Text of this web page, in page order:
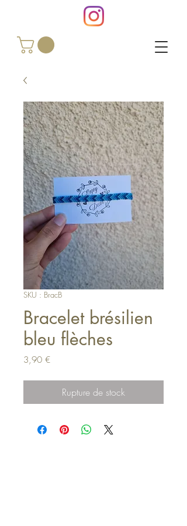
SKU : BracB
Bracelet brésilien
bleu flèches
3,90 €Prix
Rupture de stock